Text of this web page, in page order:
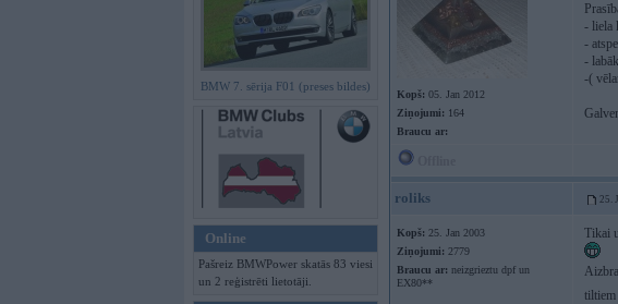
BMW 7. sērija F01 (preses bildes)
Online
Pašreiz BMWPower skatās 83 viesi
un 2 reģistrēti lietotāji.
Kopš: 05. Jan 2012
Ziņojumi: 164
Braucu ar:
- liela
-
-
-(
roliks 25.
Kopš: 25. Jan 2003
Ziņojumi: 2779
Braucu ar: neizgrieztu dpf un
EX80**
Tikai
tiltiem